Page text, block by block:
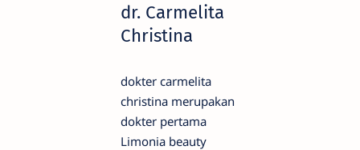
dr. Carmelita
Christina
dokter carmelita
christina merupakan
dokter pertama
Limonia beauty